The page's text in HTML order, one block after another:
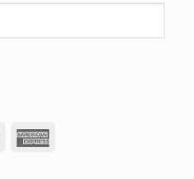
Maestro